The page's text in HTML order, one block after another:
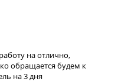
на отлично,
обращается будем к
на 3 дня